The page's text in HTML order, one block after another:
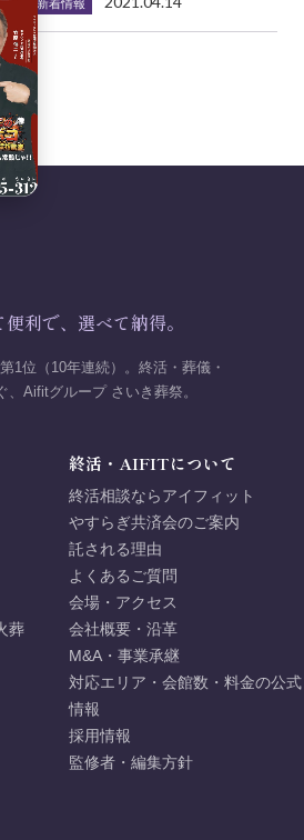
新着情報
利で、選べて納得。
1位（10年連続）。終活・葬儀・
Aifitグループ さいき葬祭。
葬
終活・AIFITについて
終活相談ならアイフィット
やすらぎ共済会のご案内
託される理由
よくあるご質問
会場・アクセス
会社概要・沿革
M&A・事業承継
対応エリア・会館数・料金の公式
情報
採用情報
監修者・編集方針